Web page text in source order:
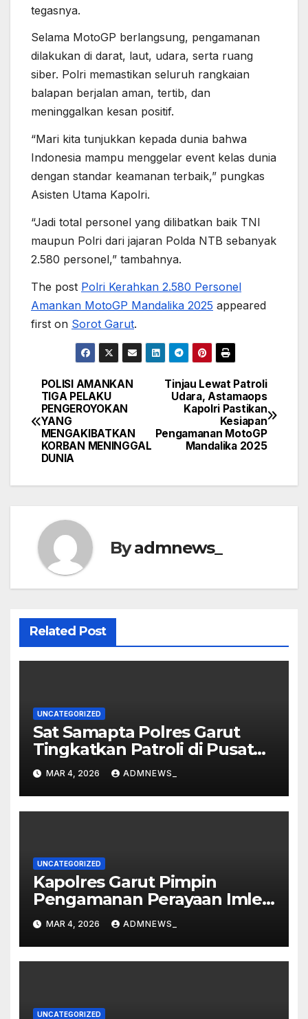
tegasnya.
Selama MotoGP berlangsung, pengamanan
dilakukan di darat, laut, udara, serta ruang
siber. Polri memastikan seluruh rangkaian
balapan berjalan aman, tertib, dan
meninggalkan kesan positif.
“Mari kita tunjukkan kepada dunia bahwa
Indonesia mampu menggelar event kelas dunia
dengan standar keamanan terbaik,” pungkas
Asisten Utama Kapolri.
“Jadi total personel yang dilibatkan baik TNI
maupun Polri dari jajaran Polda NTB sebanyak
2.580 personel,” tambahnya.
The post Polri Kerahkan 2.580 Personel
Amankan MotoGP Mandalika 2025 appeared
first on Sorot Garut.
Post
navigation
Tinjau Lewat Patroli
Udara, Astamaops
Kapolri Pastikan
Kesiapan
Pengamanan MotoGP
Mandalika 2025
POLISI AMANKAN
TIGA PELAKU
PENGEROYOKAN
YANG
MENGAKIBATKAN
KORBAN MENINGGAL
DUNIA
Byadmnews_
Related Post
UNCATEGORIZED
Sat Samapta Polres Garut
Tingkatkan Patroli di Pusat
Perbelanjaan
MAR 4, 2026 ADMNEWS_
UNCATEGORIZED
Kapolres Garut Pimpin
Pengamanan Perayaan Imlek
dan Malam Cap Go Meh
2577/2026 di Vihara Dharma
Loka
MAR 4, 2026 ADMNEWS_
UNCATEGORIZED